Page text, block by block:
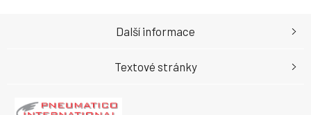
Další informace
Textové stránky